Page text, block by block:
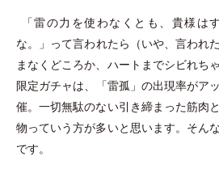
「雷の力を使わなくとも、貴様は
な。
」 って言われたら （いや、言われ
まなくどころか、ハートまでシビれ
限定ガチャは、
「雷孤 」 の出現率がア
催。一切無駄のない引き締まった筋肉
物っていう方が多いと思います。そん
です。